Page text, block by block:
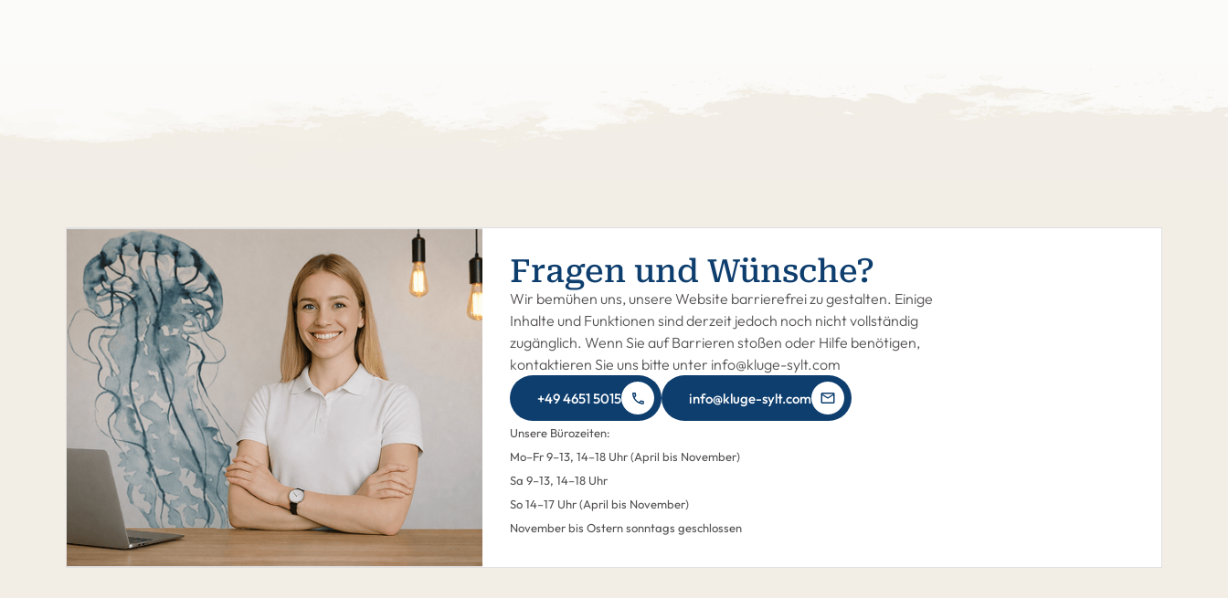
Fragen und Wünsche?
Wir bemühen uns, unsere Website barrierefrei zu gestalten. Einige
Inhalte und Funktionen sind derzeit jedoch noch nicht vollständig
zugänglich. Wenn Sie auf Barrieren stoßen oder Hilfe benötigen,
kontaktieren Sie uns bitte unter info@kluge-sylt.com
+49 4651 5015 info@kluge-sylt.com
Unsere Bürozeiten:
Mo–Fr 9–13, 14–18 Uhr (April bis November)
Sa 9–13, 14–18 Uhr
So 14–17 Uhr (April bis November)
November bis Ostern sonntags geschlossen